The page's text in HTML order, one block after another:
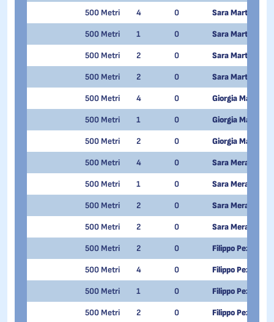
500 Metri 4 0 Sara Martinelli
500 Metri 1 0 Sara Martinelli
500 Metri 2 0 Sara Martinelli
500 Metri 2 0 Sara Martinelli
500 Metri 4 0 Giorgia Maturi
500 Metri 1 0 Giorgia Maturi
500 Metri 2 0 Giorgia Maturi
500 Metri 4 0 Sara Merazzi
500 Metri 1 0 Sara Merazzi
500 Metri 2 0 Sara Merazzi
500 Metri 2 0 Sara Merazzi
500 Metri 2 0 Filippo Pezzoni
500 Metri 4 0 Filippo Pezzoni
500 Metri 1 0 Filippo Pezzoni
500 Metri 2 0 Filippo Pezzoni